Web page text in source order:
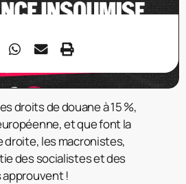
droits de douane à 15 %,
et que font la
droite, les macronistes,
des socialistes et des
approuvent !